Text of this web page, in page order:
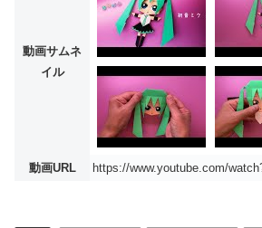
動画サムネ
イル
動画URL https://www.youtube.com/